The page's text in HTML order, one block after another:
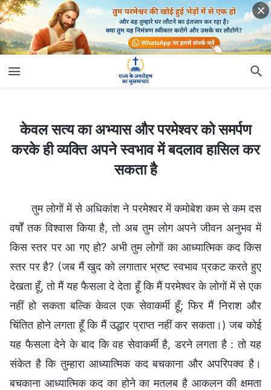
केवल सत्य का अभ्यास और परमेश्वर को समर्पण
करके ही व्यक्ति अपने स्वभाव में बदलाव हासिल कर
सकता है
तुम लोगों में से अधिकांश ने परमेश्वर में कमोबेश कम से कम दस
वर्षों तक विश्वास किया है, तो अब तुम लोग अपने जीवन अनुभव में
किस स्तर पर आ गए हो? अभी तुम लोगों का आध्यात्मिक कद किस
स्तर पर है? (जब मैं खुद को लगातार भ्रष्ट स्वभाव प्रकट करते हुए
देखता हूँ, तो मैं यह फैसला दे देता हूँ कि मैं परमेश्वर के लोगों में से एक
नहीं हो सकता बल्कि केवल एक सेवाकर्मी हूँ; फिर मैं निराश और
चिंतित होने लगता हूँ कि मैं उद्धार प्राप्त नहीं कर सकता।) जब कोई
यह फैसला देने के बाद कि वह सेवाकर्मी है, डरने लगता है : तो यह
संकेत है कि तुम्हारा आध्यात्मिक कद बचकाना और अपरिपक्व है।
बचकाना आध्यात्मिक कद का होने का मतलब है आकलन की क्षमता